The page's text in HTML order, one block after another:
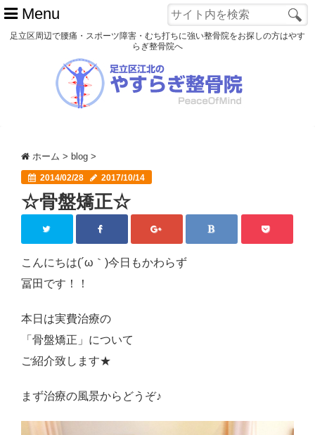
Menu
スポーツ障害
患者様の声
アクセス
院長プロフィール
blog
足立区周辺で腰痛・スポーツ障害・むち打ちに強い整骨院をお探しの方はやす
らぎ整骨院へ
ホーム > blog >
2014/02/28 2017/10/14
☆骨盤矯正☆
こんにちは(´ω｀)今日もかわらず
冨田です！！
本日は実費治療の
「骨盤矯正」について
ご紹介致します★
まず治療の風景からどうぞ♪